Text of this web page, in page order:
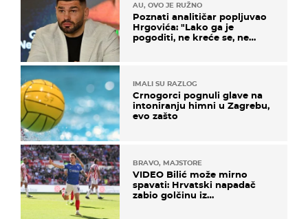
AU, OVO JE RUŽNO
Poznati analitičar popljuvao
Hrgovića: "Lako ga je
pogoditi, ne kreće se, ne
IMALI SU RAZLOG
Crnogorci pognuli glave na
intoniranju himni u Zagrebu,
evo zašto
BRAVO, MAJSTORE
VIDEO Bilić može mirno
spavati: Hrvatski napadač
zabio golčinu iz